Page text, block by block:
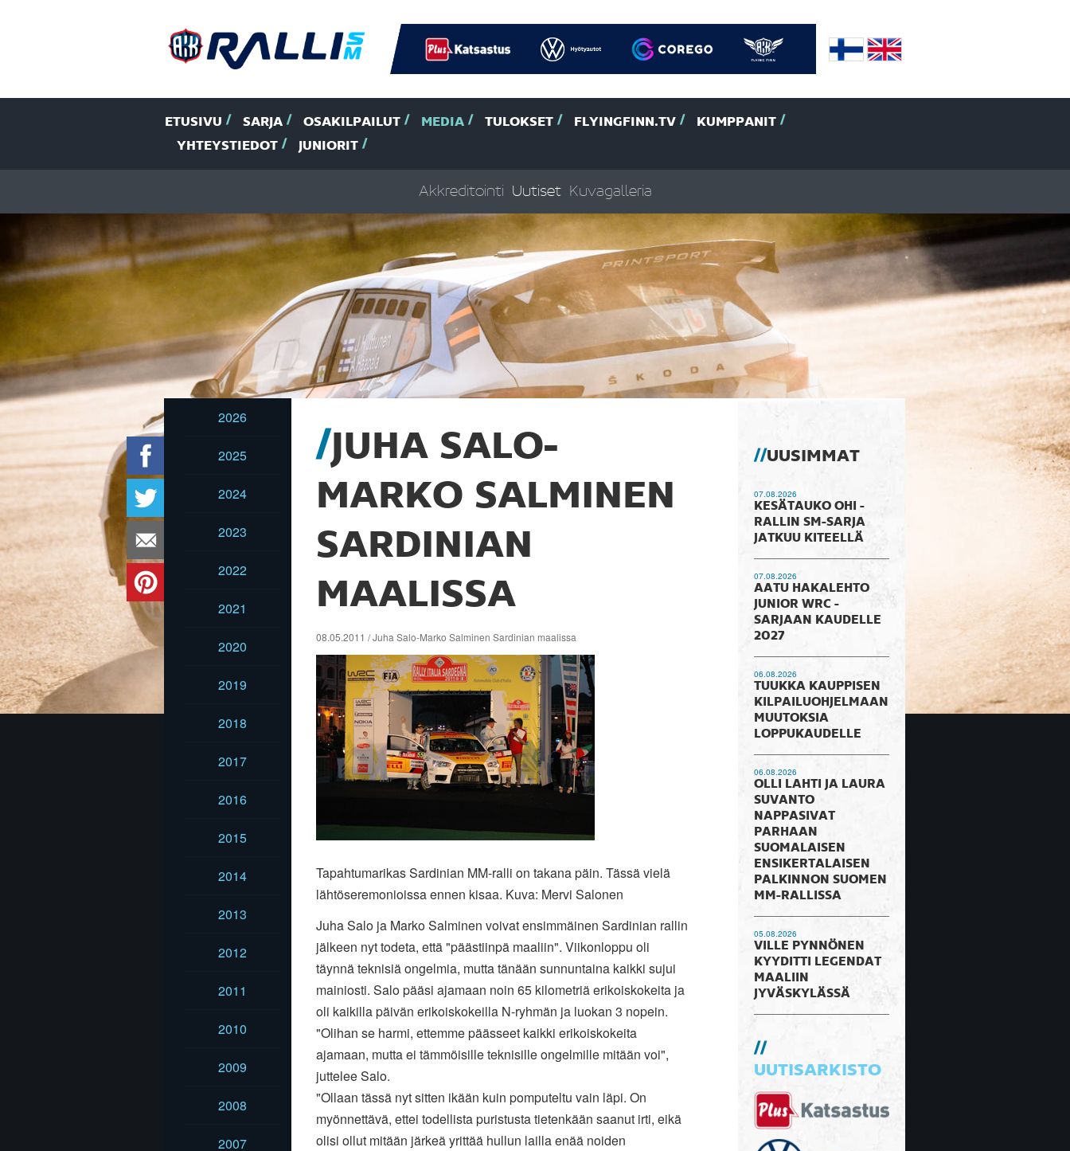
ETUSIVU SARJA OSAKILPAILUT MEDIA TULOKSET FLYINGFINN.TV
KUMPPANIT
YHTEYSTIEDOT
JUNIORIT
Akkreditointi Uutiset Kuvagalleria
2026
2025
2024
2023
2022
2021
2020
2019
2018
2017
2016
2015
2014
2013
2012
2011
2010
2009
2008
2007
JUHA SALO-
MARKO SALMINEN
SARDINIAN
MAALISSA
08.05.2011 / Juha Salo-Marko Salminen Sardinian maalissa
Tapahtumarikas Sardinian MM-ralli on takana päin. Tässä vielä
lähtöseremonioissa ennen kisaa. Kuva: Mervi Salonen
Juha Salo ja Marko Salminen voivat ensimmäinen Sardinian rallin
jälkeen nyt todeta, että "päästiinpä maaliin". Viikonloppu oli
täynnä teknisiä ongelmia, mutta tänään sunnuntaina kaikki sujui
mainiosti. Salo pääsi ajamaan noin 65 kilometriä erikoiskokeita ja
oli kaikilla päivän erikoiskokeilla N-ryhmän ja luokan 3 nopein.
"Olihan se harmi, ettemme päässeet kaikki erikoiskokeita
ajamaan, mutta ei tämmöisille teknisille ongelmille mitään voi",
juttelee Salo.
"Ollaan tässä nyt sitten ikään kuin pomputeltu vain läpi. On
myönnettävä, ettei todellista puristusta tietenkään saanut irti, eikä
olisi ollut mitään järkeä yrittää hullun lailla enää noiden
UUSIMMAT
07.08.2026
KESÄTAUKO OHI -
RALLIN SM-SARJA
JATKUU KITEELLÄ
07.08.2026
AATU HAKALEHTO
JUNIOR WRC -
SARJAAN KAUDELLE
2027
06.08.2026
TUUKKA KAUPPISEN
KILPAILUOHJELMAAN
MUUTOKSIA
LOPPUKAUDELLE
06.08.2026
OLLI LAHTI JA LAURA
SUVANTO
NAPPASIVAT
PARHAAN
SUOMALAISEN
ENSIKERTALAISEN
PALKINNON SUOMEN
MM-RALLISSA
05.08.2026
VILLE PYNNÖNEN
KYYDITTI LEGENDAT
MAALIIN
JYVÄSKYLÄSSÄ
UUTISARKISTO